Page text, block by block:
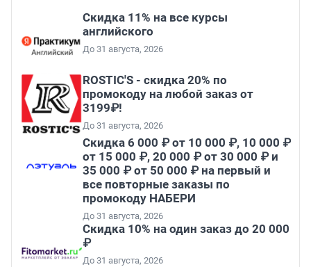
Скидка 11% на все курсы
английского
До 31 августа, 2026
ROSTIC'S - скидка 20% по
промокоду на любой заказ от
3199₽!
До 31 августа, 2026
Скидка 6 000 ₽ от 10 000 ₽, 10 000 ₽
от 15 000 ₽, 20 000 ₽ от 30 000 ₽ и
35 000 ₽ от 50 000 ₽ на первый и
все повторные заказы по
промокоду НАБЕРИ
До 31 августа, 2026
Скидка 10% на один заказ до 20 000
₽
До 31 августа, 2026